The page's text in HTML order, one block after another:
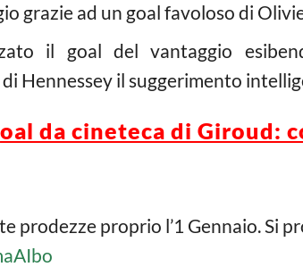
grazie ad un goal favoloso di
il goal del vantaggio
Hennessey il suggerimento
da cineteca di Giroud:
prodezze proprio l’1 Gennaio. Si